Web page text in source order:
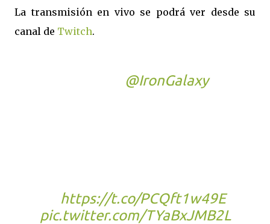
La transmisión en vivo se podrá ver desde su
canal de Twitch.
@IronGalaxyon
https://t.co/PCQft1w49E
pic.twitter.com/TYaBxJMB2L